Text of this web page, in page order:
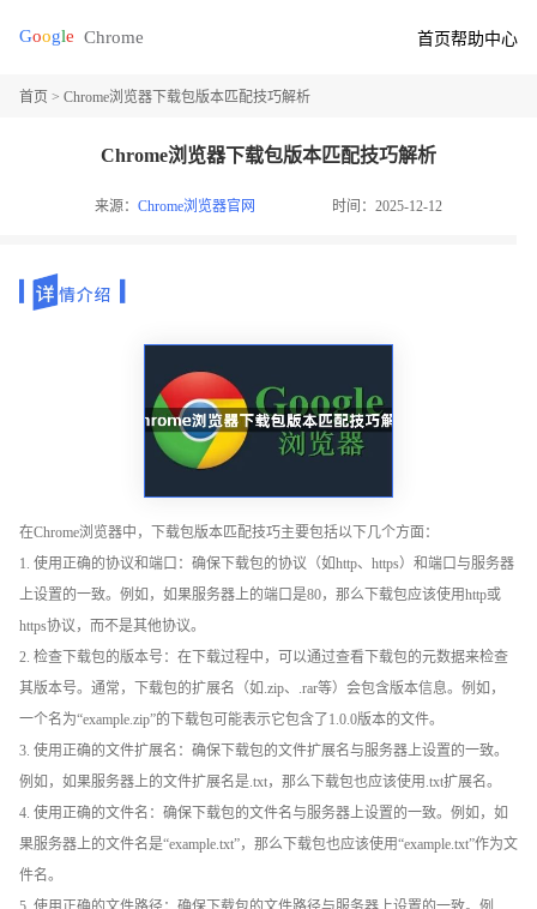
首页帮助中心
首页 > Chrome浏览器下载包版本匹配技巧解析
Chrome浏览器下载包版本匹配技巧解析
来源：Chrome浏览器官网 时间：2025-12-12
在Chrome浏览器中，下载包版本匹配技巧主要包括以下几个方面：
1. 使用正确的协议和端口：确保下载包的协议（如http、https）和端口与服务器
上设置的一致。例如，如果服务器上的端口是80，那么下载包应该使用http或
https协议，而不是其他协议。
2. 检查下载包的版本号：在下载过程中，可以通过查看下载包的元数据来检查
其版本号。通常，下载包的扩展名（如.zip、.rar等）会包含版本信息。例如，
一个名为“example.zip”的下载包可能表示它包含了1.0.0版本的文件。
3. 使用正确的文件扩展名：确保下载包的文件扩展名与服务器上设置的一致。
例如，如果服务器上的文件扩展名是.txt，那么下载包也应该使用.txt扩展名。
4. 使用正确的文件名：确保下载包的文件名与服务器上设置的一致。例如，如
果服务器上的文件名是“example.txt”，那么下载包也应该使用“example.txt”作为文
件名。